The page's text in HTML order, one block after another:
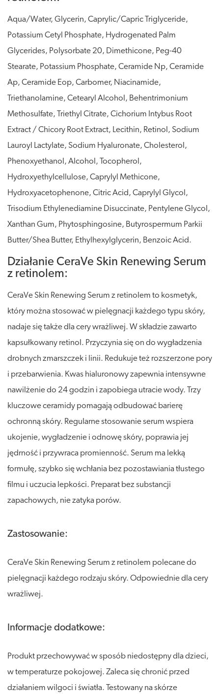
Aqua/Water, Glycerin, Caprylic/Capric Triglyceride,
Potassium Cetyl Phosphate, Hydrogenated Palm
Glycerides, Polysorbate 20, Dimethicone, Peg-40
Stearate, Potassium Phosphate, Ceramide Np, Ceramide
Ap, Ceramide Eop, Carbomer, Niacinamide,
Triethanolamine, Cetearyl Alcohol, Behentrimonium
Methosulfate, Triethyl Citrate, Cichorium Intybus Root
Extract / Chicory Root Extract, Lecithin, Retinol, Sodium
Lauroyl Lactylate, Sodium Hyaluronate, Cholesterol,
Phenoxyethanol, Alcohol, Tocopherol,
Hydroxyethylcellulose, Caprylyl Methicone,
Hydroxyacetophenone, Citric Acid, Caprylyl Glycol,
Trisodium Ethylenediamine Disuccinate, Pentylene Glycol,
Xanthan Gum, Phytosphingosine, Butyrospermum Parkii
Butter/Shea Butter, Ethylhexylglycerin, Benzoic Acid.
Działanie CeraVe Skin Renewing Serum
z retinolem:
CeraVe Skin Renewing Serum z retinolem to kosmetyk,
który można stosować w pielęgnacji każdego typu skóry,
nadaje się także dla cery wrażliwej. W składzie zawarto
kapsułkowany retinol. Przyczynia się on do wygładzenia
drobnych zmarszczek i linii. Redukuje też rozszerzone pory
i przebarwienia. Kwas hialuronowy zapewnia intensywne
nawilżenie do 24 godzin i zapobiega utracie wody. Trzy
kluczowe ceramidy pomagają odbudować barierę
ochronną skóry. Regularne stosowanie serum wspiera
ukojenie, wygładzenie i odnowę skóry, poprawia jej
jędrność i przywraca promienność. Serum ma lekką
formułę, szybko się wchłania bez pozostawiania tłustego
filmu i uczucia lepkości. Preparat bez substancji
zapachowych, nie zatyka porów.
Zastosowanie:
CeraVe Skin Renewing Serum z retinolem polecane do
pielęgnacji każdego rodzaju skóry. Odpowiednie dla cery
wrażliwej.
Informacje dodatkowe:
Produkt przechowywać w sposób niedostępny dla dzieci,
w temperaturze pokojowej. Zaleca się chronić przed
działaniem wilgoci i światła. Testowany na skórze